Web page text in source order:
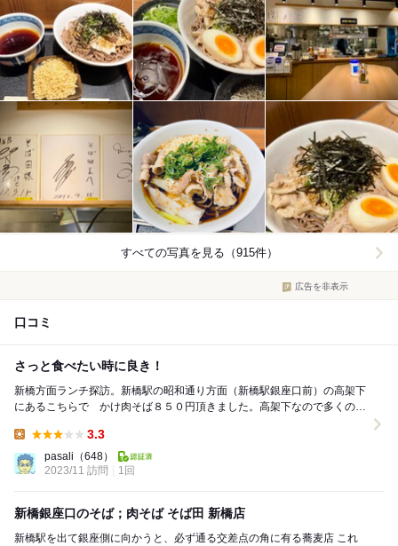
すべての写真を見る（915件）
広告を非表示
口コミ
さっと食べたい時に良き！
新橋方面ランチ探訪。新橋駅の昭和通り方面（新橋駅銀座口前）の高架下
にあるこちらで かけ肉そば８５０円頂きました。高架下なので多くの人
3.3
pasali （648）
2023/11 訪問
1回
新橋銀座口のそば；肉そば そば田 新橋店
新橋駅を出て銀座側に向かうと、必ず通る交差点の角に有る蕎麦店 これ